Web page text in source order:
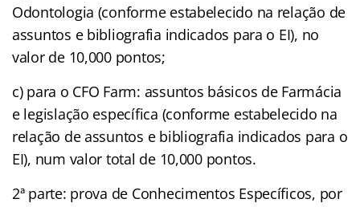
Odontologia (conforme estabelecido na relação de
assuntos e bibliografia indicados para o EI), no
valor de 10,000 pontos;
c) para o CFO Farm: assuntos básicos de Farmácia
e legislação específica (conforme estabelecido na
relação de assuntos e bibliografia indicados para o
EI), num valor total de 10,000 pontos.
2ª parte: prova de Conhecimentos Específicos, por